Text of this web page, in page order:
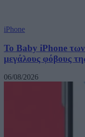
iPhone
Το Baby iPhone των
μεγάλους φόβους
06/08/2026